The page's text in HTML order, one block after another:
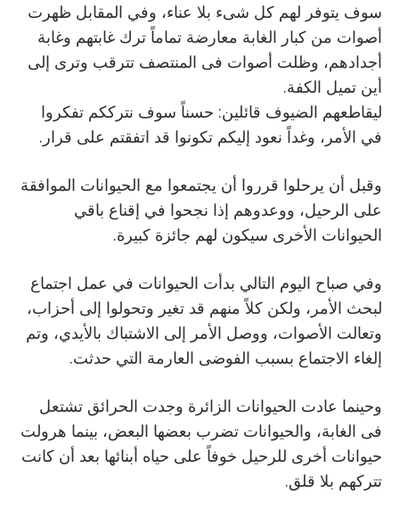
سوف يتوفر لهم كل شىء بلا عناء، وفي المقابل ظهرت
أصوات من كبار الغابة معارضة تماماً ترك غابتهم وغابة
أجدادهم، وظلت أصوات فى المنتصف تترقب وترى إلى
أين تميل الكفة.
ليقاطعهم الضيوف قائلين: حسناً سوف نترككم تفكروا
في الأمر، وغداً نعود إليكم تكونوا قد اتفقتم على قرار.
وقبل أن يرحلوا قرروا أن يجتمعوا مع الحيوانات الموافقة
على الرحيل، ووعدوهم إذا نجحوا في إقناع باقي
الحيوانات الأخرى سيكون لهم جائزة كبيرة.
وفي صباح اليوم التالي بدأت الحيوانات في عمل اجتماع
لبحث الأمر، ولكن كلاً منهم قد تغير وتحولوا إلى أحزاب،
وتعالت الأصوات، ووصل الأمر إلى الاشتباك بالأيدي، وتم
إلغاء الاجتماع بسبب الفوضى العارمة التي حدثت.
وحينما عادت الحيوانات الزائرة وجدت الحرائق تشتعل
فى الغابة، والحيوانات تضرب بعضها البعض، بينما هرولت
حيوانات أخرى للرحيل خوفاً على حياه أبنائها بعد أن كانت
تتركهم بلا قلق.